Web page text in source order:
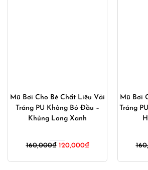
Mũ Bơi Cho Bé Chất Liệu Vải
Tráng PU Không Bó Đầu –
Khủng Long Xanh
160,000₫ Giá
120,000₫Giá
Mũ Bơi
Tráng